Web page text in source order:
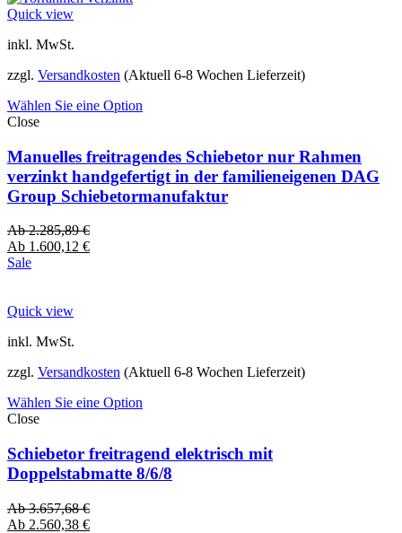
Quick view
inkl. MwSt.
zzgl. Versandkosten (Aktuell 6-8 Wochen Lieferzeit)
Wählen Sie eine Option
Close
Manuelles freitragendes Schiebetor nur Rahmen
verzinkt handgefertigt in der familieneigenen DAG
Group Schiebetormanufaktur
Ab2.285,89€
Ab 1.600,12 €
Sale
Quick view
inkl. MwSt.
zzgl. Versandkosten (Aktuell 6-8 Wochen Lieferzeit)
Wählen Sie eine Option
Close
Schiebetor freitragend elektrisch mit
Doppelstabmatte 8/6/8
Ab3.657,68€
Ab 2.560,38 €